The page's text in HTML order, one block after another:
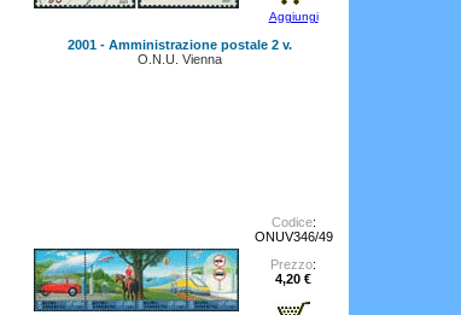
Aggiungi
2001 - Amministrazione postale 2 v.
O.N.U. Vienna
Codice:
ONUV346/49
Prezzo:
4,20 €